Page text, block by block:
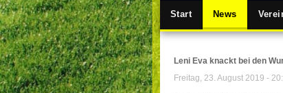
Start News
Leni Eva knackt bei den
Freitag, 23. August 2019 -